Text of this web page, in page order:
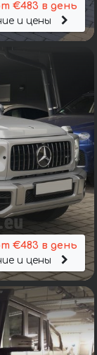
€483 в день
и цены
€483 в день
и цены